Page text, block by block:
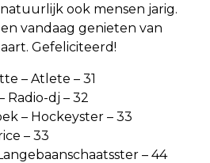
ook mensen jarig.
vandaag genieten van
Gefeliciteerd!
– Atlete – 31
Radio-dj – 32
– Hockeyster – 33
– 33
– 44